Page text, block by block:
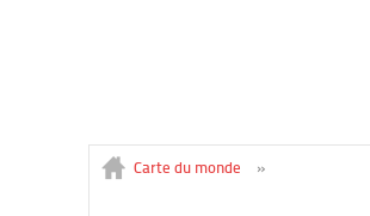
Carte du monde »